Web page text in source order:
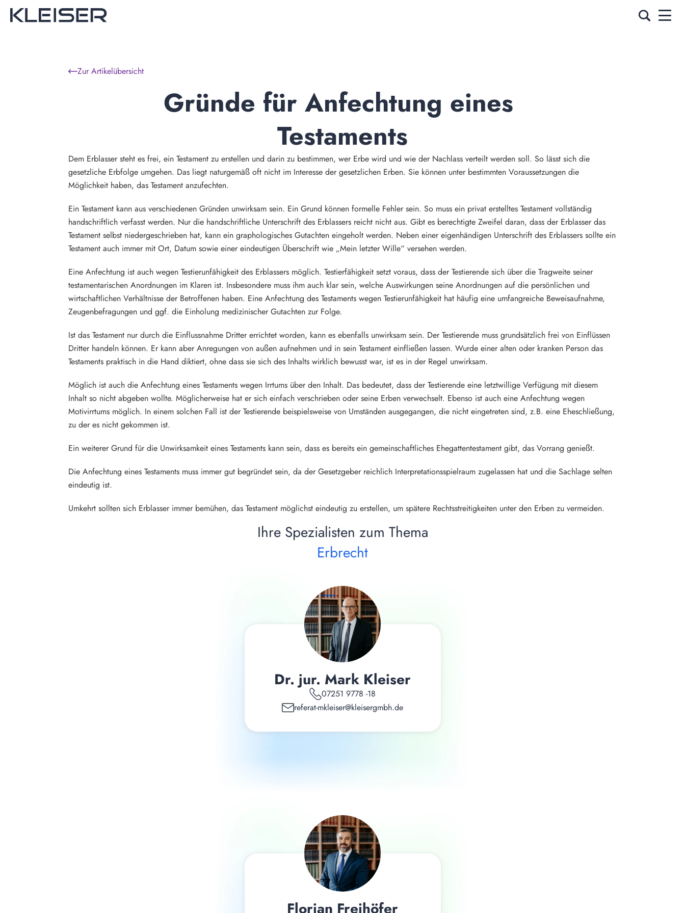
Zur Artikelübersicht
Gründe für Anfechtung eines
Testaments
Dem Erblasser steht es frei, ein Testament zu erstellen und darin zu bestimmen, wer Erbe wird und wie der Nachlass verteilt werden soll. So lässt sich die
gesetzliche Erbfolge umgehen. Das liegt naturgemäß oft nicht im Interesse der gesetzlichen Erben. Sie können unter bestimmten Voraussetzungen die
Möglichkeit haben, das Testament anzufechten.
Ein Testament kann aus verschiedenen Gründen unwirksam sein. Ein Grund können formelle Fehler sein. So muss ein privat erstelltes Testament vollständig
handschriftlich verfasst werden. Nur die handschriftliche Unterschrift des Erblassers reicht nicht aus. Gibt es berechtigte Zweifel daran, dass der Erblasser das
Testament selbst niedergeschrieben hat, kann ein graphologisches Gutachten eingeholt werden. Neben einer eigenhändigen Unterschrift des Erblassers sollte ein
Testament auch immer mit Ort, Datum sowie einer eindeutigen Überschrift wie „Mein letzter Wille“ versehen werden.
Eine Anfechtung ist auch wegen Testierunfähigkeit des Erblassers möglich. Testierfähigkeit setzt voraus, dass der Testierende sich über die Tragweite seiner
testamentarischen Anordnungen im Klaren ist. Insbesondere muss ihm auch klar sein, welche Auswirkungen seine Anordnungen auf die persönlichen und
wirtschaftlichen Verhältnisse der Betroffenen haben. Eine Anfechtung des Testaments wegen Testierunfähigkeit hat häufig eine umfangreiche Beweisaufnahme,
Zeugenbefragungen und ggf. die Einholung medizinischer Gutachten zur Folge.
Ist das Testament nur durch die Einflussnahme Dritter errichtet worden, kann es ebenfalls unwirksam sein. Der Testierende muss grundsätzlich frei von Einflüssen
Dritter handeln können. Er kann aber Anregungen von außen aufnehmen und in sein Testament einfließen lassen. Wurde einer alten oder kranken Person das
Testaments praktisch in die Hand diktiert, ohne dass sie sich des Inhalts wirklich bewusst war, ist es in der Regel unwirksam.
Möglich ist auch die Anfechtung eines Testaments wegen Irrtums über den Inhalt. Das bedeutet, dass der Testierende eine letztwillige Verfügung mit diesem
Inhalt so nicht abgeben wollte. Möglicherweise hat er sich einfach verschrieben oder seine Erben verwechselt. Ebenso ist auch eine Anfechtung wegen
Motivirrtums möglich. In einem solchen Fall ist der Testierende beispielsweise von Umständen ausgegangen, die nicht eingetreten sind, z.B. eine Eheschließung,
zu der es nicht gekommen ist.
Ein weiterer Grund für die Unwirksamkeit eines Testaments kann sein, dass es bereits ein gemeinschaftliches Ehegattentestament gibt, das Vorrang genießt.
Die Anfechtung eines Testaments muss immer gut begründet sein, da der Gesetzgeber reichlich Interpretationsspielraum zugelassen hat und die Sachlage selten
eindeutig ist.
Umkehrt sollten sich Erblasser immer bemühen, das Testament möglichst eindeutig zu erstellen, um spätere Rechtsstreitigkeiten unter den Erben zu vermeiden.
Ihre Spezialisten zum Thema
Erbrecht
Dr. jur. Mark Kleiser
07251 9778 -18
referat-mkleiser@kleisergmbh.de
Florian Freihöfer